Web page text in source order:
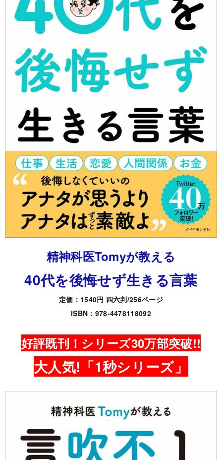
精神科医Tomyが教える
40代を後悔せず生きる言葉
定価：1540円 四六判/256ページ
ISBN：978-4478118092
好評既刊！シリーズ30万部突破!!
大人気!「1秒シリーズ」